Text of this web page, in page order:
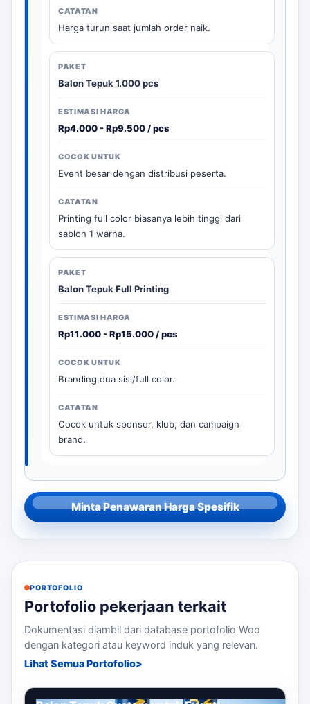
Harga turun saat jumlah order naik.
Balon Tepuk 1.000 pcs
Rp4.000 - Rp9.500 / pcs
Event besar dengan distribusi peserta.
Printing full color biasanya lebih tinggi dari
sablon 1 warna.
Balon Tepuk Full Printing
Rp11.000 - Rp15.000 / pcs
Branding dua sisi/full color.
Cocok untuk sponsor, klub, dan campaign
brand.
Minta Penawaran Harga Spesifik
PORTOFOLIO
Portofolio pekerjaan terkait
Dokumentasi diambil dari database portofolio Woo
dengan kategori atau keyword induk yang relevan.
Lihat Semua Portofolio